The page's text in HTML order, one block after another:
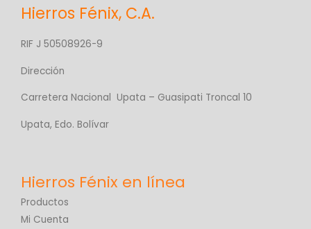
Hierros Fénix, C.A.
RIF J 50508926-9
Dirección
Carretera Nacional Upata – Guasipati Troncal 10
Upata, Edo. Bolívar
Productos
Mi Cuenta